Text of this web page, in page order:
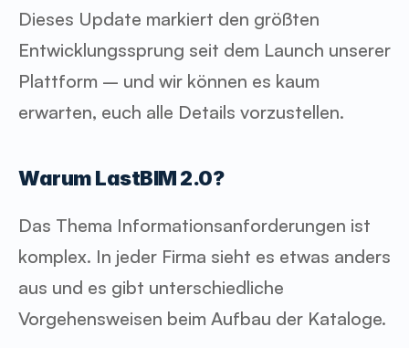
Dieses Update markiert den größten
Entwicklungssprung seit dem Launch unserer
Plattform – und wir können es kaum
erwarten, euch alle Details vorzustellen.
Warum LastBIM 2.0?
Das Thema Informationsanforderungen ist
komplex. In jeder Firma sieht es etwas anders
aus und es gibt unterschiedliche
Vorgehensweisen beim Aufbau der Kataloge.